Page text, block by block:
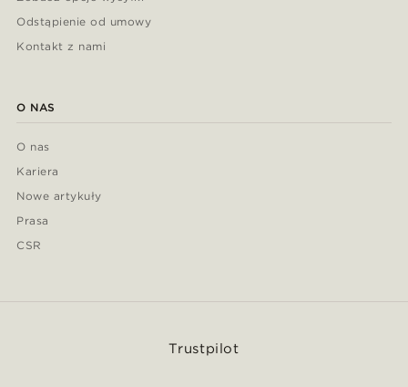
Odstąpienie od umowy
Kontakt z nami
O NAS
O nas
Kariera
Nowe artykuły
Prasa
CSR
Trustpilot